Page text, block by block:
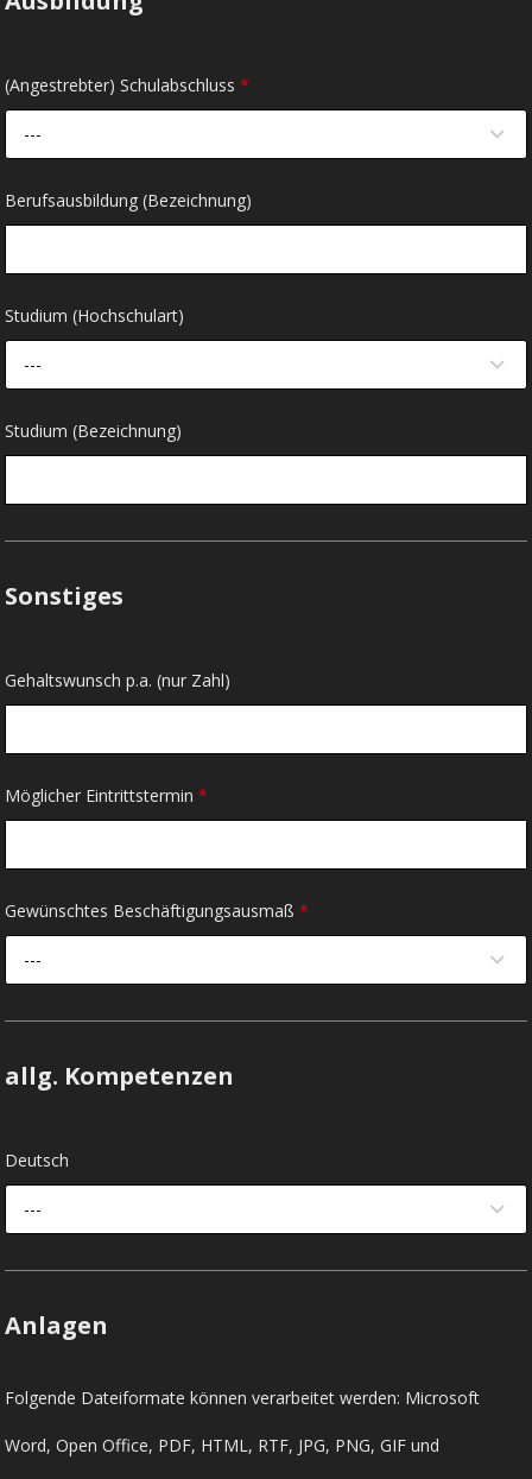
(Angestrebter) Schulabschluss*
---
Berufsausbildung (Bezeichnung)
Studium (Hochschulart)
---
Studium (Bezeichnung)
Sonstiges
Gehaltswunsch p.a. (nur Zahl)
Möglicher Eintrittstermin*
Gewünschtes Beschäftigungsausmaß*
---
allg. Kompetenzen
Deutsch
---
Anlagen
Folgende Dateiformate können verarbeitet werden: Microsoft
Word, Open Office, PDF, HTML, RTF, JPG, PNG, GIF und